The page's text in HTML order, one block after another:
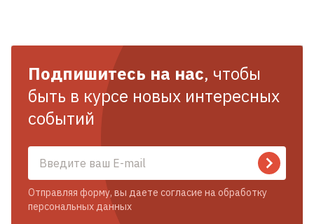
Подпишитесь на нас, чтобы
быть в курсе новых интересных
событий
Отправляя форму, вы даете согласие на обработку
персональных данных